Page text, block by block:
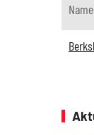
Name